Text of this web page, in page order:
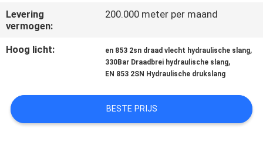
NIEUWS
VERZOEK
CITAAT
Levering
vermogen:
200.000 meter per maand
Hoog licht: en 853 2sn draad vlecht hydraulische slang,
330Bar Draadbrei hydraulische slang,
EN 853 2SN Hydraulische drukslang
BESTE PRIJS